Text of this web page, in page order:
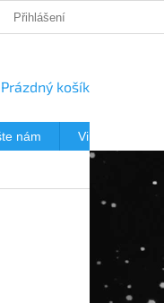
POŠTOVNÉ V JEWISHOP
Přihlášení
NÁKUPNÍ
Prázdný košík
nám Virtualní